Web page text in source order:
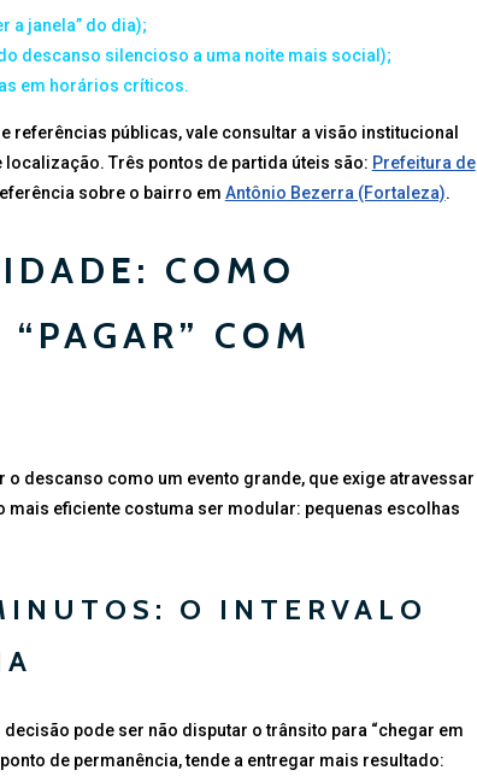
a janela” do dia);
descanso silencioso a uma noite mais social);
em horários críticos.
públicas, vale consultar a visão institucional
Três pontos de partida úteis são: Prefeitura de
sobre o bairro em Antônio Bezerra (Fortaleza).
COMO
COM
descanso como um evento grande, que exige atravessar
eficiente costuma ser modular: pequenas escolhas
O INTERVALO
pode ser não disputar o trânsito para “chegar em
de permanência, tende a entregar mais resultado: